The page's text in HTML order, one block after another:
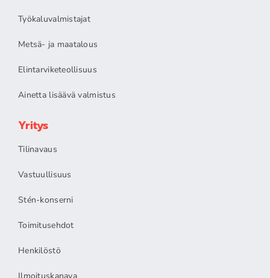
Työkaluvalmistajat
Metsä- ja maatalous
Elintarviketeollisuus
Ainetta lisäävä valmistus
Yritys
Tilinavaus
Vastuullisuus
Stén-konserni
Toimitusehdot
Henkilöstö